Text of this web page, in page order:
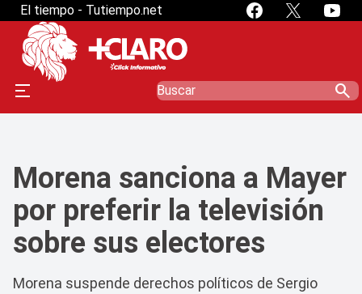
" />" />
El tiempo - Tutiempo.net
search
Morena sanciona a Mayer
por preferir la televisión
sobre sus electores
Morena suspende derechos políticos de Sergio